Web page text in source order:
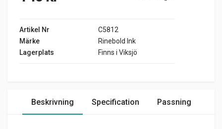
Artikel Nr
C5812
Märke
Rinebold Ink
Lagerplats
Finns i Viksjö
Beskrivning Specification Passning